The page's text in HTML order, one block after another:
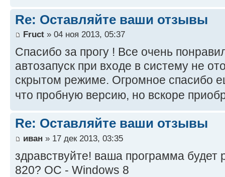
Re: Оставляйте ваши отзывы
Fruct » 04 ноя 2013, 05:37
Спасибо за прогу ! Все очень
автозапуск при входе в систему не
скрытом режиме. Огромное спасибо
что пробную версию, но вскоре
Re: Оставляйте ваши отзывы
иван » 17 дек 2013, 03:35
здравствуйте! ваша программа будет
820? ОС - Windows 8